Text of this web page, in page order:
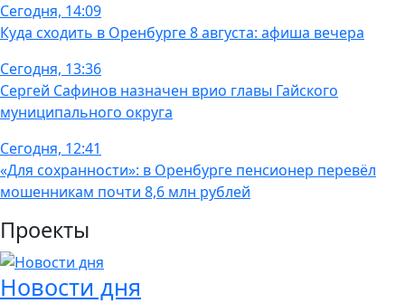
Сегодня, 14:09
Куда сходить в Оренбурге 8 августа: афиша вечера
Сегодня, 13:36
Сергей Сафинов назначен врио главы Гайского
муниципального округа
Сегодня, 12:41
«Для сохранности»: в Оренбурге пенсионер перевёл
мошенникам почти 8,6 млн рублей
Проекты
Новости дня